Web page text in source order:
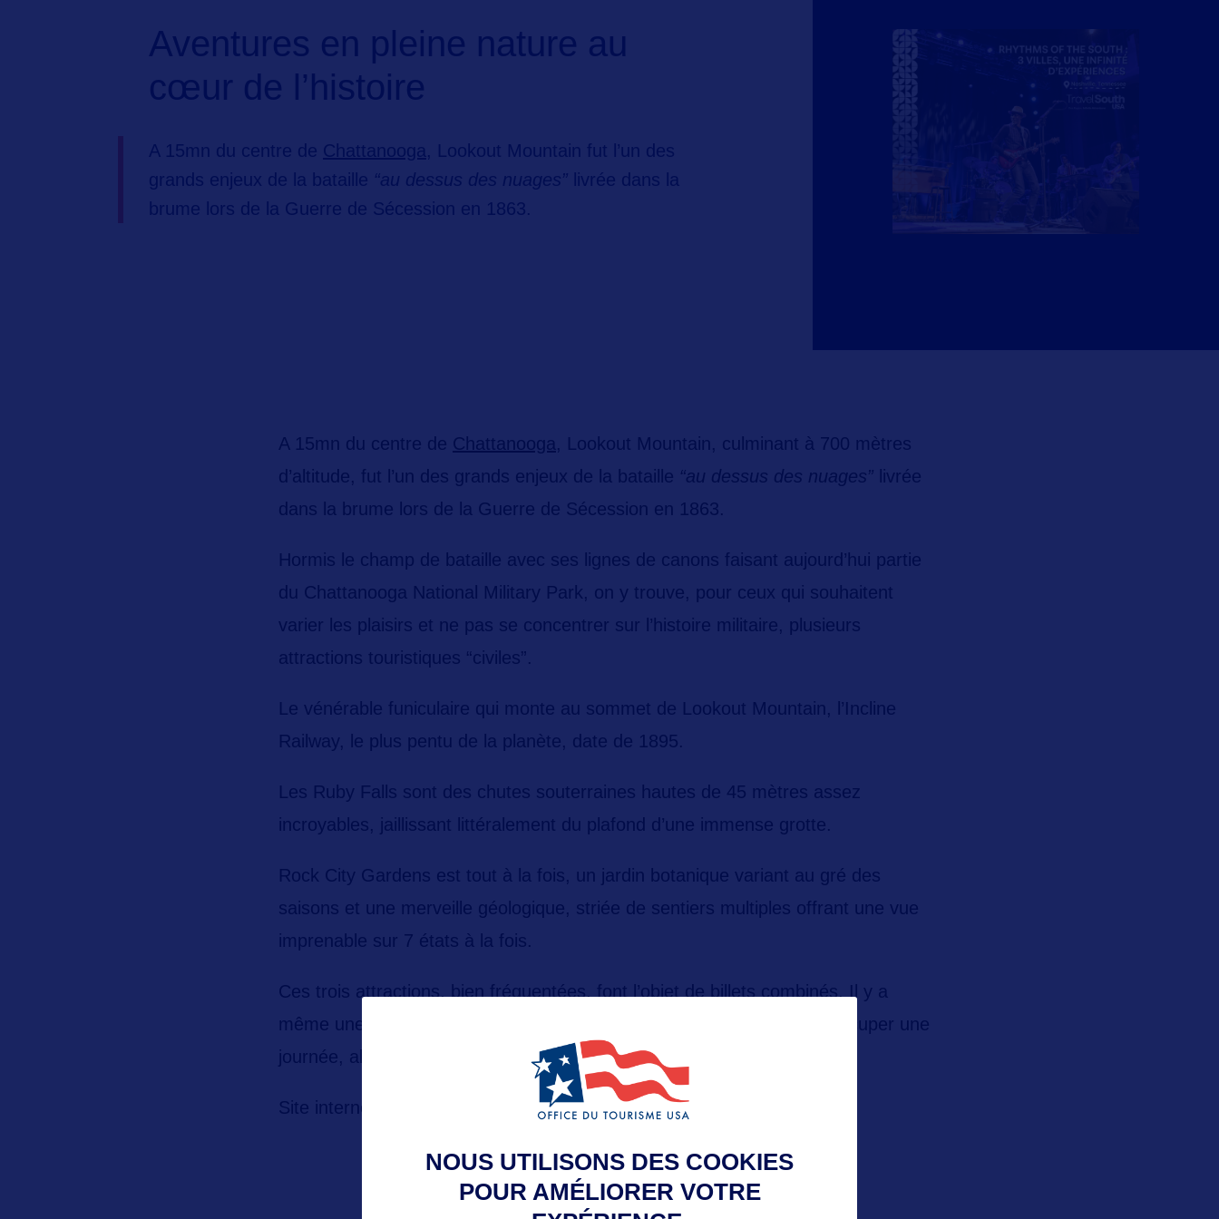
Aventures en pleine nature au
cœur de l’histoire
A 15mn du centre de Chattanooga, Lookout Mountain fut l’un des
grands enjeux de la bataille “au dessus des nuages” livrée dans la
brume lors de la Guerre de Sécession en 1863.
A 15mn du centre de Chattanooga, Lookout Mountain, culminant à 700 mètres
d’altitude, fut l’un des grands enjeux de la bataille “au dessus des nuages” livrée
dans la brume lors de la Guerre de Sécession en 1863.
Hormis le champ de bataille avec ses lignes de canons faisant aujourd’hui partie
du Chattanooga National Military Park, on y trouve, pour ceux qui souhaitent
varier les plaisirs et ne pas se concentrer sur l’histoire militaire, plusieurs
attractions touristiques “civiles”.
Le vénérable funiculaire qui monte au sommet de Lookout Mountain, l’Incline
Railway,
le plus pentu de la planète, date de 1895.
Les Ruby Falls sont des chutes souterraines hautes de 45 mètres assez
incroyables, jaillissant littéralement du plafond d’une immense grotte.
Rock City Gardens est tout à la fois, un jardin botanique variant au gré des
saisons et une merveille géologique, striée de sentiers multiples offrant une vue
imprenable sur 7 états à la fois.
Ces trois attractions, bien fréquentées, font l’objet de billets combinés. Il y a
même une tyrolienne et de l’accrobranche ! Bref, de quoi facilement occuper une
journée, alors soyez prévoyants !
Site internet : https://www.rubyfalls.com/
NOUS UTILISONS DES COOKIES
POUR AMÉLIORER VOTRE